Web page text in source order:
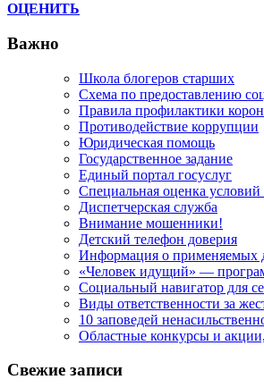
ОЦЕНИТЬ
Важно
Школа блогеров старших
Схема по предоставлению
Правила профилактики
Противодействие коррупции
Юридическая помощь
Государственное задание
Единый портал госуслуг
Специальная оценка условий
Диспетчерская служба
Внимание мошенники!
Детский телефон доверия
Информация о применяемых
«Человек идущий» —
Социальный навигатор для
Виды ответственности за
10 заповедей
Областные конкурсы и
Свежие записи